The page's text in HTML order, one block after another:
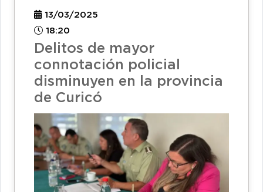
13/03/2025
18:20
Delitos de mayor
connotación policial
disminuyen en la provincia
de Curicó